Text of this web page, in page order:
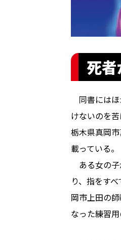
死者
同書にはほ
けないのを
栃木県真岡
載っている。
ある女の子
り、指をす
岡市上田の
なった練習